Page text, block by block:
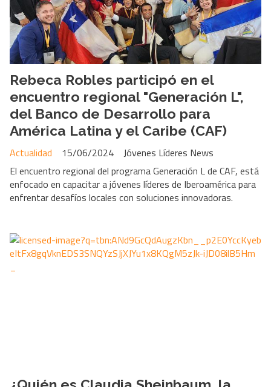
Rebeca Robles participó en el
encuentro regional "Generación L",
del Banco de Desarrollo para
América Latina y el Caribe (CAF)
Jóvenes Líderes News
Actualidad
15/06/2024
El encuentro regional del programa Generación L de CAF, está
enfocado en capacitar a jóvenes líderes de Iberoamérica para
enfrentar desafíos locales con soluciones innovadoras.